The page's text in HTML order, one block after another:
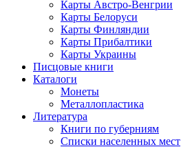
Карты Австро-Венгрии
Карты Белоруси
Карты Финляндии
Карты Прибалтики
Карты Украины
Писцовые книги
Каталоги
Монеты
Металлопластика
Литература
Книги по губерниям
Списки населенных мест